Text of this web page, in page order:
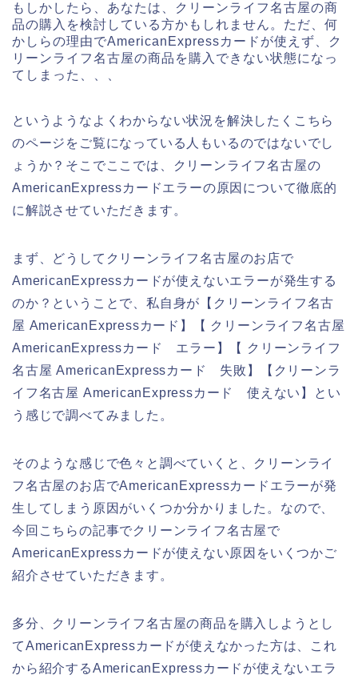
もしかしたら、あなたは、クリーンライフ名古屋の商
品の購入を検討している方かもしれません。ただ、何
かしらの理由でAmericanExpressカードが使えず、ク
リーンライフ名古屋の商品を購入できない状態になっ
てしまった、、、
というようなよくわからない状況を解決したくこちら
のページをご覧になっている人もいるのではないでし
ょうか？そこでここでは、クリーンライフ名古屋の
AmericanExpressカードエラーの原因について徹底的
に解説させていただきます。
まず、どうしてクリーンライフ名古屋のお店で
AmericanExpressカードが使えないエラーが発生する
のか？ということで、私自身が【クリーンライフ名古
屋 AmericanExpressカード】【 クリーンライフ名古屋
AmericanExpressカード エラー】【 クリーンライフ
名古屋 AmericanExpressカード 失敗】【クリーンラ
イフ名古屋 AmericanExpressカード 使えない】とい
う感じで調べてみました。
そのような感じで色々と調べていくと、クリーンライ
フ名古屋のお店でAmericanExpressカードエラーが発
生してしまう原因がいくつか分かりました。なので、
今回こちらの記事でクリーンライフ名古屋で
AmericanExpressカードが使えない原因をいくつかご
紹介させていただきます。
多分、クリーンライフ名古屋の商品を購入しようとし
てAmericanExpressカードが使えなかった方は、これ
から紹介するAmericanExpressカードが使えないエラ